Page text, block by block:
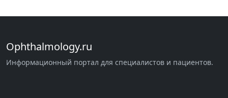
Ophthalmology.ru
Информационный портал для специалистов и пациентов.